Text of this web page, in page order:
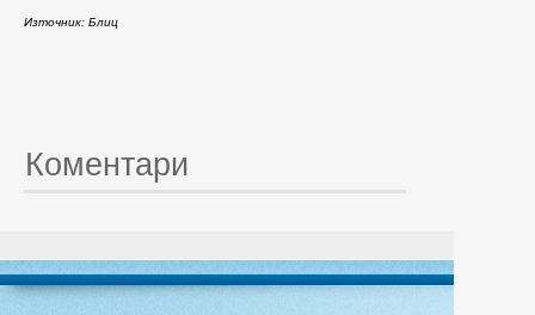
Източник: Блиц
Коментари